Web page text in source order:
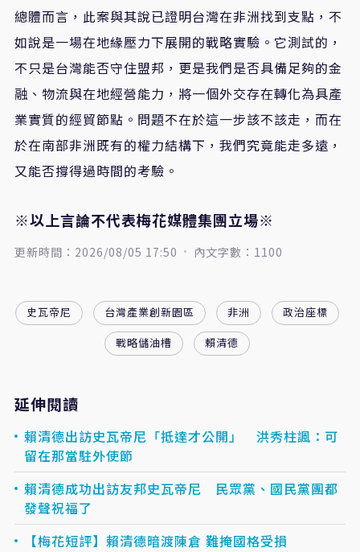
總體而言，此案與其說已證明台灣在非洲找到支點，不
如說是一場在地緣壓力下展開的戰略實驗。它測試的，
不只是台灣能否守住盟邦，更是我們是否具備足夠的金
融、物流與在地經營能力，將一個外交存在轉化為具產
業實質的經貿節點。問題不在於這一步該不該走，而在
於在南部非洲既有的權力結構下，我們究竟能走多遠，
又能否撐得過時間的考驗。
※以上言論不代表梅花媒體集團立場※
更新時間：2026/08/05 17:50 內文字數：1100
史瓦帝尼 台灣產業創新園區 非洲
政治座標
戰略儲油槽
賴清德
延伸閱讀
賴清德出訪史瓦帝尼「抵達才公開」 洪秀柱諷：可
留在那當駐外使節
賴清德成功出訪友邦史瓦帝尼 民眾黨、國民黨團都
發聲祝福了
【梅花短評】賴清德暗渡陳倉 難掩國格受損